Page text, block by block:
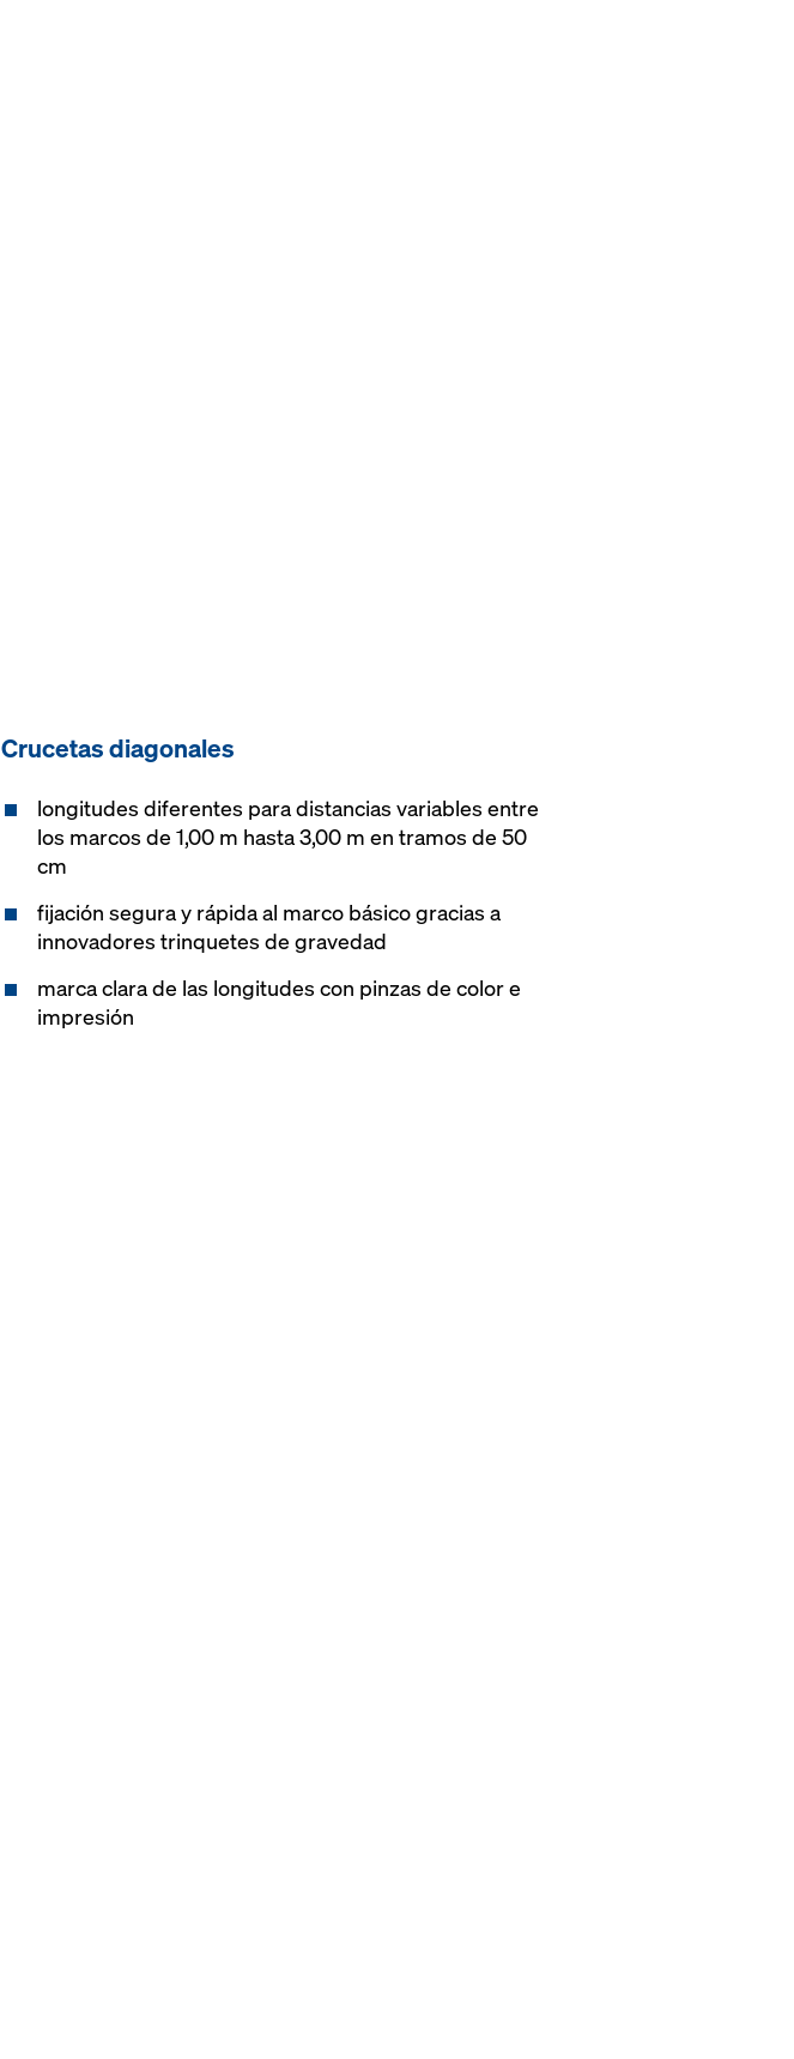
Crucetas diagonales
longitudes diferentes para distancias variables entre
los marcos de 1,00 m hasta 3,00 m en tramos de 50
cm
fijación segura y rápida al marco básico gracias a
innovadores trinquetes de gravedad
marca clara de las longitudes con pinzas de color e
impresión